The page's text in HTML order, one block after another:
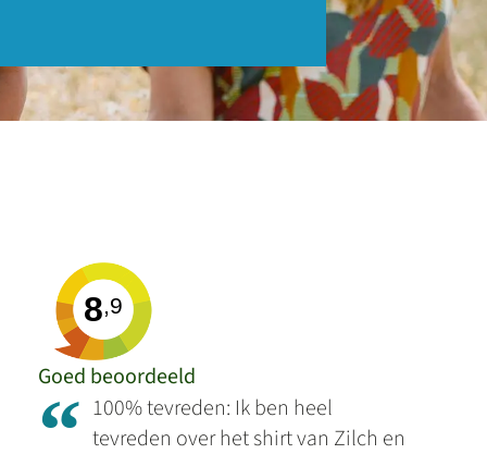
8,9
Goed beoordeeld
“ 100% tevreden: Ik ben heel
tevreden over het shirt van Zilch en